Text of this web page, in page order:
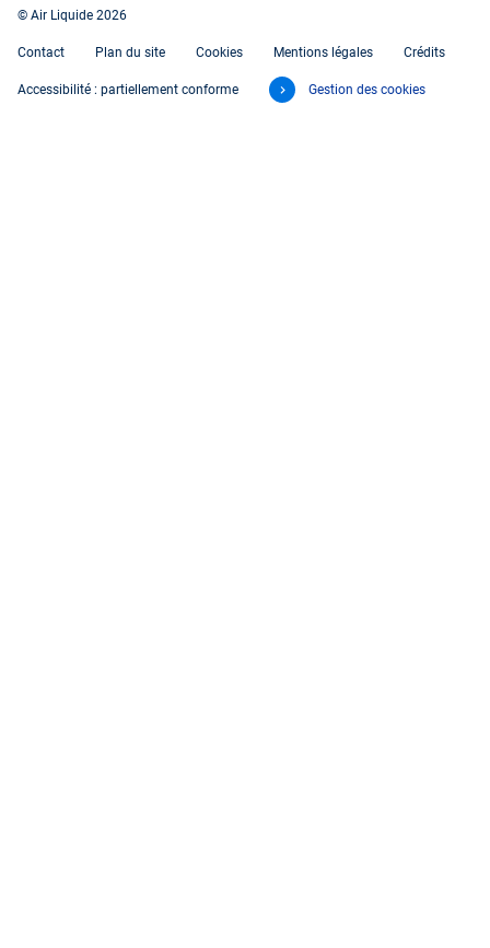
© Air Liquide 2026
Contact Plan du site Cookies Mentions légales Crédits
Accessibilité : partiellement conforme Gestion des cookies